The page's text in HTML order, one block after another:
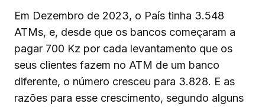
Em Dezembro de 2023, o País tinha 3.548
ATMs, e, desde que os bancos começaram a
pagar 700 Kz por cada levantamento que os
seus clientes fazem no ATM de um banco
diferente, o número cresceu para 3.828. E as
razões para esse crescimento, segundo alguns